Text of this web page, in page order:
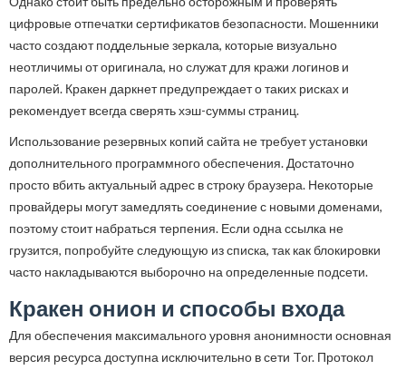
цифровые отпечатки сертификатов безопасности. Мошенники
часто создают поддельные зеркала, которые визуально
неотличимы от оригинала, но служат для кражи логинов и
паролей. Кракен даркнет предупреждает о таких рисках и
рекомендует всегда сверять хэш-суммы страниц.
Использование резервных копий сайта не требует установки
дополнительного программного обеспечения. Достаточно
просто вбить актуальный адрес в строку браузера. Некоторые
провайдеры могут замедлять соединение с новыми доменами,
поэтому стоит набраться терпения. Если одна ссылка не
грузится, попробуйте следующую из списка, так как блокировки
часто накладываются выборочно на определенные подсети.
Кракен онион и способы входа
Для обеспечения максимального уровня анонимности основная
версия ресурса доступна исключительно в сети Tor. Протокол